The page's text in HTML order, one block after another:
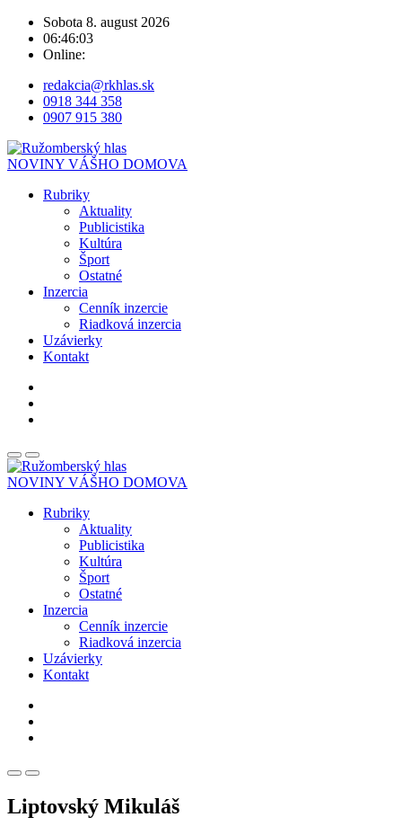
Sobota 8. august 2026
06:46:03
Online:
redakcia@rkhlas.sk
0918 344 358
0907 915 380
NOVINY VÁŠHO DOMOVA
Rubriky
Aktuality
Publicistika
Kultúra
Šport
Ostatné
Inzercia
Cenník inzercie
Riadková inzercia
Uzávierky
Kontakt
NOVINY VÁŠHO DOMOVA
Rubriky
Aktuality
Publicistika
Kultúra
Šport
Ostatné
Inzercia
Cenník inzercie
Riadková inzercia
Uzávierky
Kontakt
Liptovský Mikuláš